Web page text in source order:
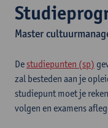
Master
De studiepunten (sp)
zal besteden aan je
studiepunt moet je
volgen en examens